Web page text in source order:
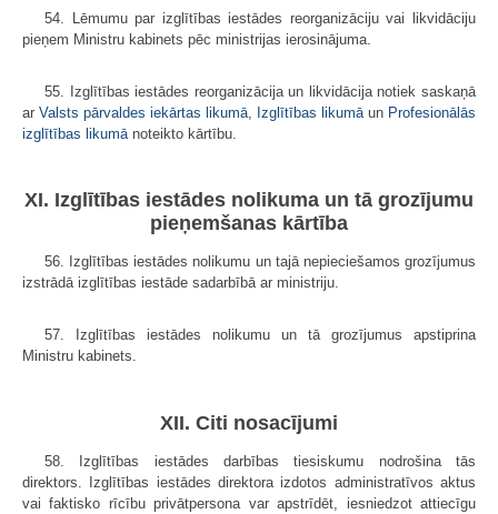
54. Lēmumu par izglītības iestādes reorganizāciju vai likvidāciju
pieņem Ministru kabinets pēc ministrijas ierosinājuma.
55. Izglītības iestādes reorganizācija un likvidācija notiek saskaņā
ar Valsts pārvaldes iekārtas likumā Izglītības likumā un Profesionālās
izglītības likumā noteikto kārtību.
XI. Izglītības iestādes nolikuma un tā grozījumu
pieņemšanas kārtība
56. Izglītības iestādes nolikumu un tajā nepieciešamos grozījumus
izstrādā izglītības iestāde sadarbībā ar ministriju.
57. Izglītības iestādes nolikumu un tā grozījumus apstiprina
Ministru kabinets.
XII. Citi nosacījumi
58. Izglītības iestādes darbības tiesiskumu nodrošina tās
direktors. Izglītības iestādes direktora izdotos administratīvos aktus
vai faktisko rīcību privātpersona var apstrīdēt, iesniedzot attiecīgu